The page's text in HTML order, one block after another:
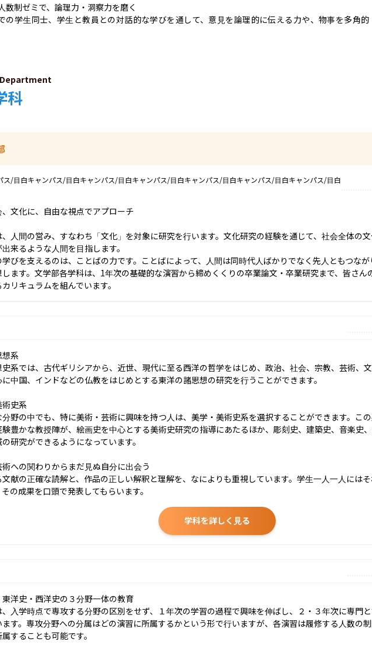
制ゼミで、論理力・洞察力を磨く
の学生同士、学生と教員との対話的な学びを通して、意見を論理的に伝える力や、物事を多角
Department
科
ス/目白キャンパス/目白キャンパス/目白キャンパス/目白キャンパス/目白キャンパス/目白キャンパス/目白
、文化に、自由な視点でアプローチ
人間の営み、すなわち「文化」を対象に研究を行います。文化研究の経験を通じて、社会全体の
来るような人間を目指します。
びを支えるのは、ことばの力です。ことばによって、人間は同時代人ばかりでなく先人ともつな
ます。文学部各学科は、1年次の基礎的な演習から締めくくりの卒業論文・卒業研究まで、皆さん
リキュラムを組んでいます。
系
系では、古代ギリシアから、近世、現代に至る西洋の哲学をはじめ、政治、社会、宗教、芸術、文
中国、インドなどの仏教をはじめとする東洋の諸思想の研究を行うことができます。
史系
分野の中でも、特に美術・芸術に興味を持つ人は、美学・美術史系を選択することができます。こ
豊かな教授陣が、絵画史を中心とする美術史研究の指導にあたるほか、彫刻史、建築史、音楽史
研究ができるようになっています。
への関わりからまだ見ぬ自分に出会う
文献の正確な読解と、作品の正しい解釈と理解を、なによりも重視しています。学生一人一人には
の成果を口頭で発表してもらいます。
学科を詳しく見る
洋史・西洋史の３分野一体の教育
、入学時点で専攻する分野の区別をせず、１年次の学習の過程で興味を伸ばし、２・３年次に専門
ます。専攻分野への分属はどの演習に所属するかという形で行いますが、各演習は履修する人数の
することも可能です。